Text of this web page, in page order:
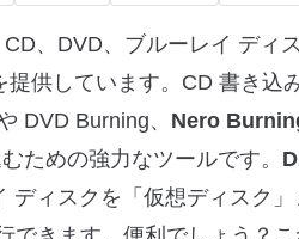
、DVD、ブルーレイ ディ
提供しています。CD 書き
DVD Burning、 Nero
ための強力なツールです。
ディスクを「仮想ディスク